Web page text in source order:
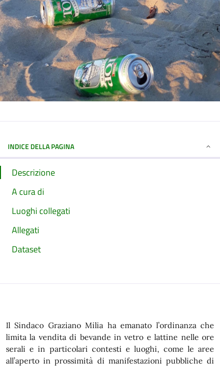
INDICE DELLA PAGINA
Descrizione
A cura di
Luoghi collegati
Allegati
Dataset
Il Sindaco Graziano Milia ha emanato l’ordinanza che
limita la vendita di bevande in vetro e lattine nelle ore
serali e in particolari contesti e luoghi, come le aree
all’aperto in prossimità di manifestazioni pubbliche di